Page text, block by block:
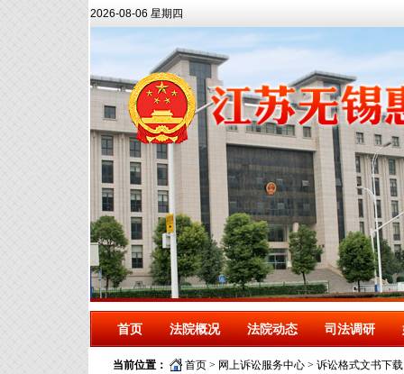
2026-08-06 星期四
首页 法院概况 法院动态 司法调研
当前位置： 首页 > 网上诉讼服务中心 > 诉讼格式文书下载